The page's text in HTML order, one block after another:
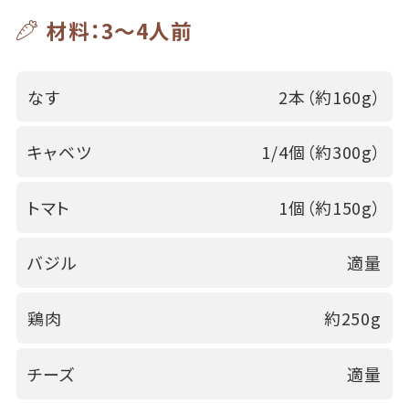
材料：3～4人前
なす 2本（約160g）
キャベツ 1/4個（約300g）
トマト 1個（約150g）
バジル 適量
鶏肉 約250g
チーズ 適量